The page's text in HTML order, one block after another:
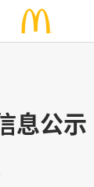
息公示